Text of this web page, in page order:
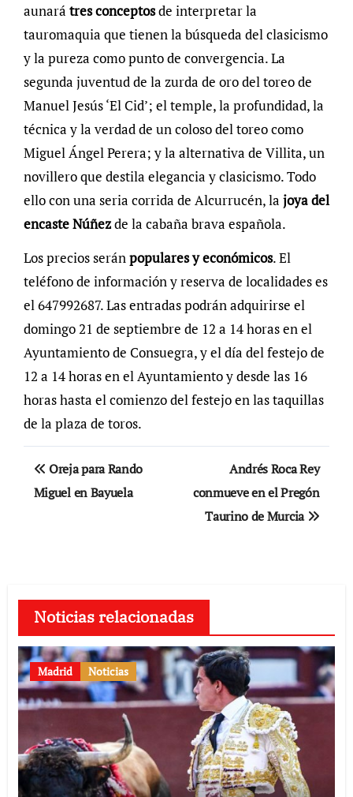
aunará tres conceptosde interpretar la
tauromaquia que tienen la búsqueda del clasicismo
y la pureza como punto de convergencia. La
segunda juventud de la zurda de oro del toreo de
Manuel Jesús ‘El Cid’; el temple, la profundidad, la
técnica y la verdad de un coloso del toreo como
Miguel Ángel Perera; y la alternativa de Villita, un
novillero que destila elegancia y clasicismo. Todo
ello con una seria corrida de Alcurrucén, la joya del
encaste Núñezde la cabaña brava española.
Los precios seránpopulares y económicos. El
teléfono de información y reserva de localidades es
el 647992687. Las entradas podrán adquirirse el
domingo 21 de septiembre de 12 a 14 horas en el
Ayuntamiento de Consuegra, y el día del festejo de
12 a 14 horas en el Ayuntamiento y desde las 16
horas hasta el comienzo del festejo en las taquillas
de la plaza de toros.
Navegación
de
Oreja para Rando
Miguel en Bayuela
Andrés Roca Rey
conmueve en el Pregón
Taurino de Murcia
Noticias relacionadas
Madrid Noticias